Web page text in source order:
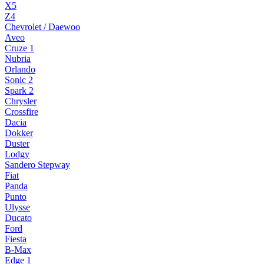
X5
Z4
Chevrolet / Daewoo
Aveo
Cruze 1
Nubria
Orlando
Sonic 2
Spark 2
Chrysler
Crossfire
Dacia
Dokker
Duster
Lodgy
Sandero Stepway
Fiat
Panda
Punto
Ulysse
Ducato
Ford
Fiesta
B-Max
Edge 1